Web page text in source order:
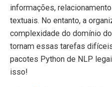
informações,
textuais. No entanto, a
complexidade do domínio
tornam essas tarefas
pacotes Python de NLP
isso!